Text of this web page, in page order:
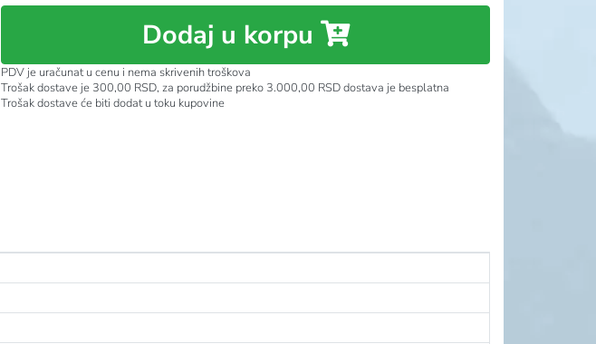
Dodaj u korpu
PDV je uračunat u cenu i nema skrivenih troškova
Trošak dostave je 300,00 RSD, za porudžbine preko 3.000,00 RSD dostava je besplatna
Trošak dostave će biti dodat u toku kupovine